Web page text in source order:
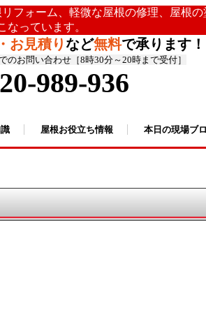
ォーム、軽微な屋根の修理、屋根
なっています。
お見積りなど無料で承ります
のお問い合わせ［8時30分～20時まで受付］
989-936
屋根お役立ち情報 本日の現場ブ